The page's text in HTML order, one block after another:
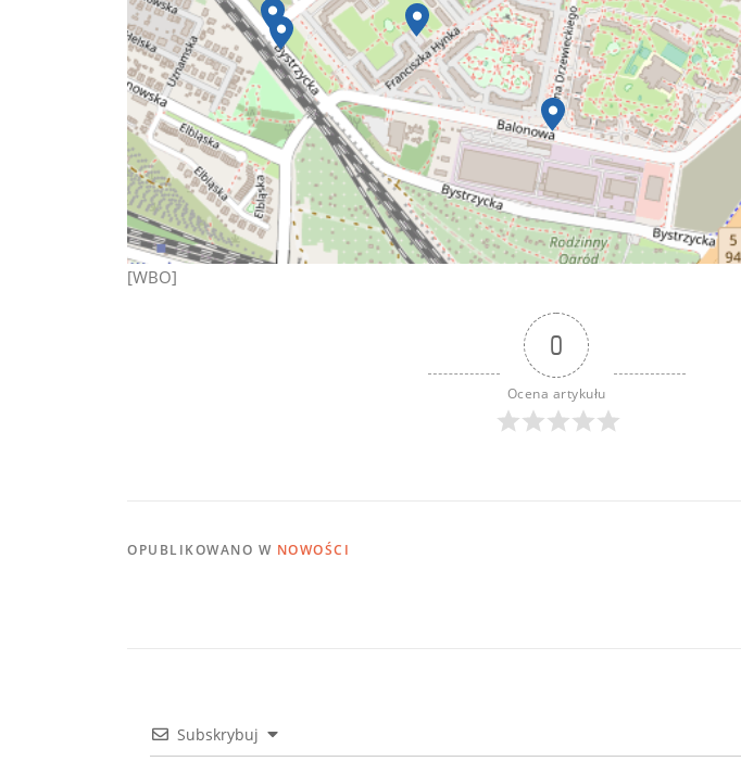
[WBO]
0
Ocena artykułu
OPUBLIKOWANO W NOWOŚCI
Subskrybuj